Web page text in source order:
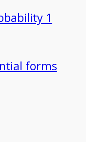
1
forms